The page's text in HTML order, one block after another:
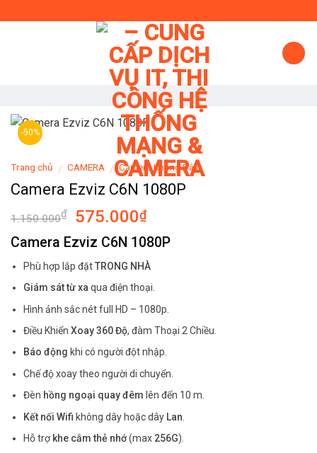
to
-50%
Trang chủ / CAMERA / Camera Không Dây
Camera Ezviz C6N 1080P
1.150.000₫ 575.000₫
Camera Ezviz C6N 1080P
Phù hợp lắp đặtTRONG NHÀ
Giám sát từ xaqua điện thoại.
Hình ảnh sắc nét full HD – 1080p.
Điều Khiển Xoay 360 Độ, đàm Thoại 2 Chiều.
Báo động khi có người đột nhập.
Chế độ xoay theo người di chuyển.
Đèn hồng ngoại quay đêm lên đến 10 m.
Kết nối Wifi không dây hoặc dây Lan
Hỗ trợ khe cắm thẻ nhớ(max 256G).